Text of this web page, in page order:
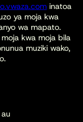
inatoa
ya moja kwa
wa mapato.
kwa moja bila
muziki wako,